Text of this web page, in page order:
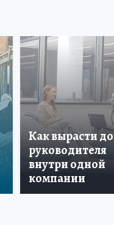
Как вырасти до
руководителя
внутри одной
компании